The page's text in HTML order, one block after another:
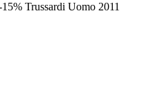
15% Trussardi Uomo 2011